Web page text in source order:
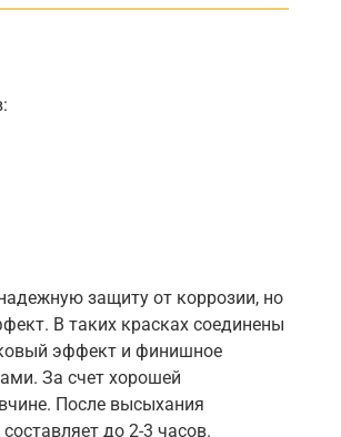
защиту от коррозии, но
В таких красках соединены
эффект и финишное
За счет хорошей
После высыхания
до 2-3 часов.